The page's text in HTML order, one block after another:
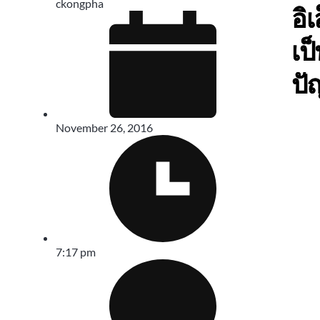
ckongpha
November 26, 2016
7:17 pm
อิ
เ
ปั